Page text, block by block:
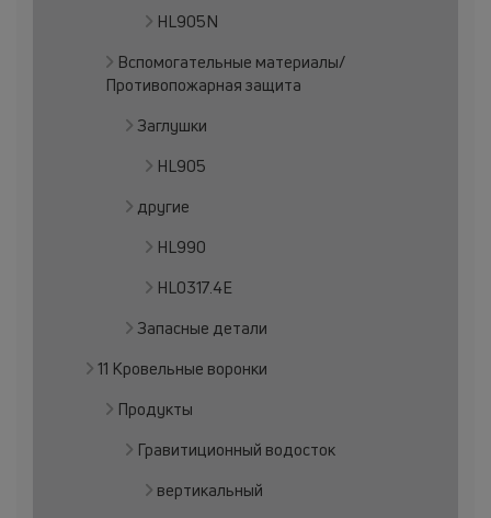
HL905N
Вспомогательные материалы/
Противопожарная защита
Заглушки
HL905
другие
HL990
HL0317.4E
Запасные детали
11 Кровельные воронки
Продукты
Гравитиционный водосток
вертикальный